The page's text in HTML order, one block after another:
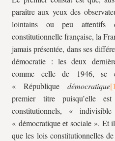
paraître aux yeux des
lointains ou peu
constitutionnelle française, la
jamais présentée, dans ses
démocratie : les deux
comme celle de 1946, se
« République démocratique
premier titre puisqu’elle
constitutionnels, «
« démocratique et sociale ». Et
que les lois constitutionnelles